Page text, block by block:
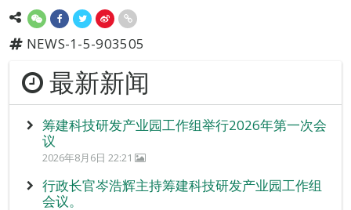
NEWS-1-5-903505
最新新闻
筹建科技研发产业园工作组举行2026年第一次会
议
2026年8月6日 22:21
行政长官岑浩辉主持筹建科技研发产业园工作组
会议。